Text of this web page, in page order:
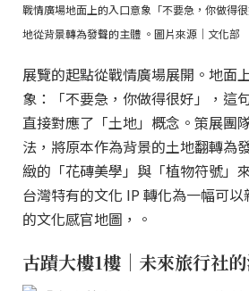
戰情廣場地面上的入口意象「不要急，你做得
地從背景轉為發聲的主體 。圖片來源｜文化部
展覽的起點從戰情廣場展開。地面
象：「不要急，你做得很好」，這
直接對應了「土地」概念。策展團
法，將原本作為背景的土地翻轉為
緻的「花磚美學」與「植物符號」
台灣特有的文化 IP 轉化為一幅可
的文化感官地圖，。
古蹟大樓1樓｜未來旅行社